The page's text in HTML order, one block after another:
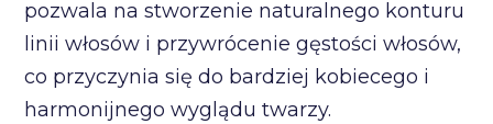
pozwala na stworzenie naturalnego konturu
linii włosów i przywrócenie gęstości włosów,
co przyczynia się do bardziej kobiecego i
harmonijnego wyglądu twarzy.